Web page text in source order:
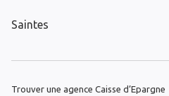
Saintes
Trouver une agence Caisse d’Epargne